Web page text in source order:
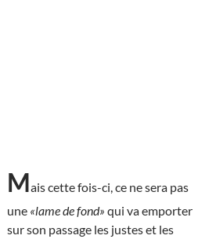
Mais cette fois-ci, ce ne sera pas
une «lame de fond» qui va emporter
sur son passage les justes et les